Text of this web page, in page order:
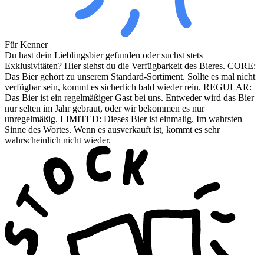
Für Kenner
Du hast dein Lieblingsbier gefunden oder suchst stets
Exklusivitäten? Hier siehst du die Verfügbarkeit des Bieres. CORE:
Das Bier gehört zu unserem Standard-Sortiment. Sollte es mal nicht
verfügbar sein, kommt es sicherlich bald wieder rein. REGULAR:
Das Bier ist ein regelmäßiger Gast bei uns. Entweder wird das Bier
nur selten im Jahr gebraut, oder wir bekommen es nur
unregelmäßig. LIMITED: Dieses Bier ist einmalig. Im wahrsten
Sinne des Wortes. Wenn es ausverkauft ist, kommt es sehr
wahrscheinlich nicht wieder.